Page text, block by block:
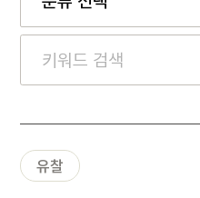
유찰